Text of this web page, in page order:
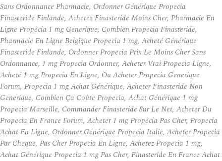
Sans Ordonnance Pharmacie, Ordonner Générique Propecia
Finasteride Finlande, Achetez Finasteride Moins Cher, Pharmacie En
Ligne Propecia 1 mg Generique, Combien Propecia Finasteride,
Pharmacie En Ligne Belgique Propecia 1 mg, Acheté Générique
Finasteride Finlande, Ordonner Propecia Prix Le Moins Cher Sans
Ordonnance, 1 mg Propecia Ordonner, Acheter Vrai Propecia Ligne,
Acheté 1 mg Propecia En Ligne, Ou Acheter Propecia Generique
Forum, Propecia 1 mg Achat Générique, Acheter Finasteride Non
Generique, Combien Ça Coûte Propecia, Achat Générique 1 mg
Propecia Marseille, Commander Finasteride Sur Le Net, Acheter Du
Propecia En France Forum, Acheter 1 mg Propecia Pas Cher, Propecia
Achat En Ligne, Ordonner Générique Propecia Italie, Acheter Propecia
Par Cheque, Pas Cher Propecia En Ligne, Achetez Propecia 1 mg,
Achat Générique Propecia 1 mg Pas Cher, Finasteride En France Achat